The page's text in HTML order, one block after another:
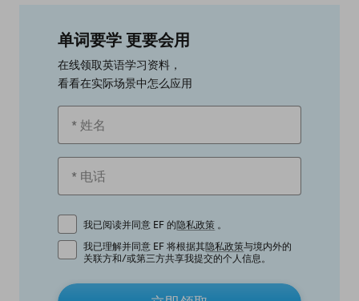
单词要学 更要会用
在线领取英语学习资料，
看看在实际场景中怎么应用
我已阅读并同意 EF 的隐私政策 。
我已理解并同意 EF 将根据其隐私政策与境内外的
关联方和/或第三方共享我提交的个人信息。